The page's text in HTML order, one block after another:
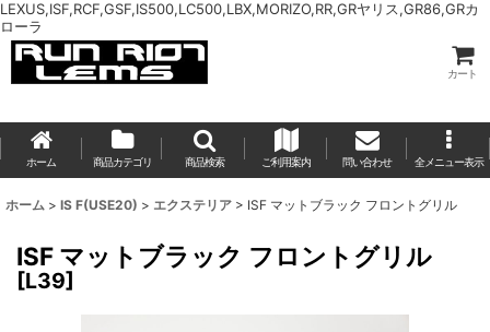
LEXUS,ISF,RCF,GSF,IS500,LC500,LBX,MORIZO,RR,GRヤリス,GR86,GRカ
ローラ
カート
ホーム 商品カテゴリ 商品検索 ご利用案内 問い合わせ 全メニュー表示
ホーム > IS F(USE20) > エクステリア > ISF マットブラック フロントグリル
ISF マットブラック フロントグリル
[L39]